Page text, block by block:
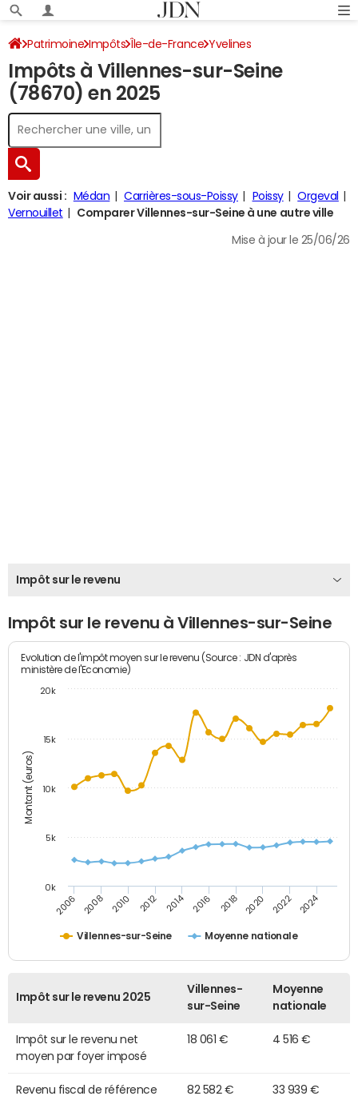
Patrimoine Impôts Île-de-France Yvelines
Villennes-sur-Seine Impôt sur le revenu
Impôts à Villennes-sur-Seine
(78670) en 2025
Voir aussi : Médan Carrières-sous-Poissy Poissy
Orgeval
Vernouillet
Comparer Villennes-sur-Seine à une autre ville
Mise à jour le 25/06/26
Impôt sur le revenu
Impôt sur le revenu à Villennes-sur-Seine
Montant (euros)
Evolution de l'impôt moyen sur le revenu (Source : JDN d'après
ministère de l'Economie)
Villennes-sur-Seine Moyenne nationale
2006 2008 2010 2012 2014 2016 2018 2020 2022 2024
0k
5k
10k
15k
20k
Impôt sur le revenu 2025
Villennes-
sur-Seine
Moyenne
nationale
Impôt sur le revenu net
moyen par foyer imposé
18 061 € 4 516 €
Revenu fiscal de référence
82 582 € 33 939 €